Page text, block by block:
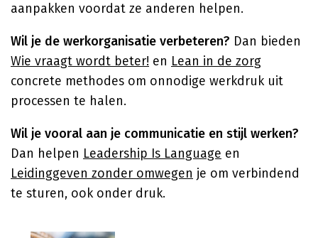
aanpakken voordat ze anderen helpen.
Wil je de werkorganisatie verbeteren? Dan bieden
Wie vraagt wordt beter! en Lean in de zorg
concrete methodes om onnodige werkdruk uit
processen te halen.
Wil je vooral aan je communicatie en stijl werken?
Dan helpen Leadership Is Language en
Leidinggeven zonder omwegen je om verbindend
te sturen, ook onder druk.